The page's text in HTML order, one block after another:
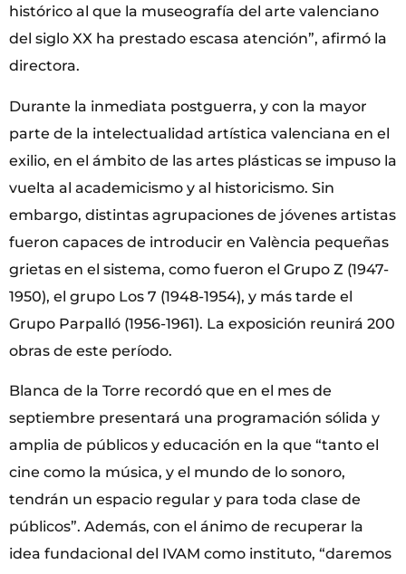
histórico al que la museografía del arte valenciano
del siglo XX ha prestado escasa atención”, afirmó la
directora.
Durante la inmediata postguerra, y con la mayor
parte de la intelectualidad artística valenciana en el
exilio, en el ámbito de las artes plásticas se impuso la
vuelta al academicismo y al historicismo. Sin
embargo, distintas agrupaciones de jóvenes artistas
fueron capaces de introducir en València pequeñas
grietas en el sistema, como fueron el Grupo Z (1947-
1950), el grupo Los 7 (1948-1954), y más tarde el
Grupo Parpalló (1956-1961). La exposición reunirá 200
obras de este período.
Blanca de la Torre recordó que en el mes de
septiembre presentará una programación sólida y
amplia de públicos y educación en la que “tanto el
cine como la música, y el mundo de lo sonoro,
tendrán un espacio regular y para toda clase de
públicos”. Además, con el ánimo de recuperar la
idea fundacional del IVAM como instituto, “daremos